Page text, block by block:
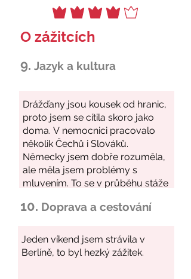
O zážitcích
9. Jazyk a kultura
10. Doprava a cestování